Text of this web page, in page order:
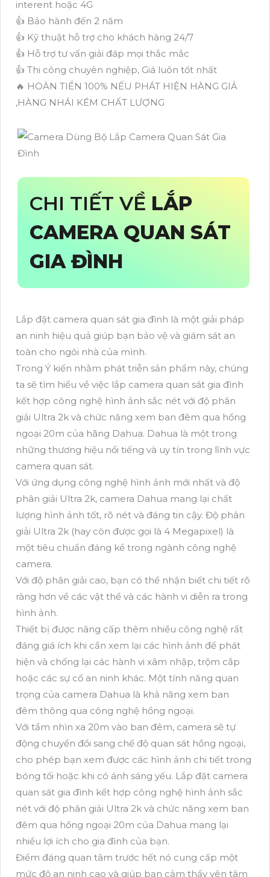
interent hoặc 4G
👍 Bảo hành đến 2 năm
👍 Kỹ thuật hỗ trợ cho khách hàng 24/7
👍 Hỗ trợ tư vấn giải đáp mọi thắc mắc
👍 Thi công chuyên nghiệp, Giá luôn tốt nhất
🔥 HOÀN TIỀN 100% NẾU PHÁT HIỆN HÀNG GIẢ
,HÀNG NHÁI KÉM CHẤT LƯỢNG
CHI TIẾT VỀ LẮP
CAMERA QUAN SÁT
GIA ĐÌNH
Lắp đặt camera quan sát gia đình là một giải pháp
an ninh hiệu quả giúp bạn bảo vệ và giám sát an
toàn cho ngôi nhà của mình.
Trong Ý kiến nhằm phát triễn sản phẩm này, chúng
ta sẽ tìm hiểu về việc lắp camera quan sát gia đình
kết hợp công nghệ hình ảnh sắc nét với độ phân
giải Ultra 2k và chức năng xem ban đêm qua hồng
ngoại 20m của hãng Dahua. Dahua là một trong
những thương hiệu nổi tiếng và uy tín trong lĩnh vực
camera quan sát.
Với ứng dụng công nghệ hình ảnh mới nhất và độ
phân giải Ultra 2k, camera Dahua mang lại chất
lượng hình ảnh tốt, rõ nét và đáng tin cậy. Độ phân
giải Ultra 2k (hay còn được gọi là 4 Megapixel) là
một tiêu chuẩn đáng kể trong ngành công nghệ
camera.
Với độ phân giải cao, bạn có thể nhận biết chi tiết rõ
ràng hơn về các vật thể và các hành vi diễn ra trong
hình ảnh.
Thiết bị được nâng cấp thêm nhiều công nghệ rất
đáng giá ích khi cần xem lại các hình ảnh để phát
hiện và chống lại các hành vi xâm nhập, trộm cắp
hoặc các sự cố an ninh khác. Một tính năng quan
trọng của camera Dahua là khả năng xem ban
đêm thông qua công nghệ hồng ngoại.
Với tầm nhìn xa 20m vào ban đêm, camera sẽ tự
động chuyển đổi sang chế độ quan sát hồng ngoại,
cho phép bạn xem được các hình ảnh chi tiết trong
bóng tối hoặc khi có ánh sáng yếu. Lắp đặt camera
quan sát gia đình kết hợp công nghệ hình ảnh sắc
nét với độ phân giải Ultra 2k và chức năng xem ban
đêm qua hồng ngoại 20m của Dahua mang lại
nhiều lợi ích cho gia đình của bạn.
Điểm đáng quan tâm trước hết nó cung cấp một
mức độ an ninh cao và giúp bạn cảm thấy yên tâm